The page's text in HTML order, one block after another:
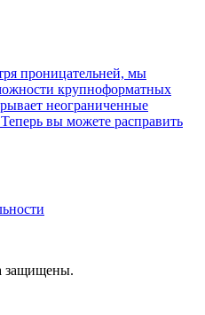
проницательней, мы
крупноформатных
неограниченные
вы можете расправить
защищены.